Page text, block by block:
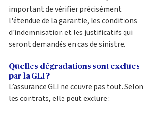
important de vérifier précisément
l'étendue de la garantie, les conditions
d'indemnisation et les justificatifs qui
seront demandés en cas de sinistre.
Quelles dégradations sont exclues
par la GLI ?
L’assurance GLI ne couvre pas tout. Selon
les contrats, elle peut exclure :